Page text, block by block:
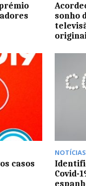
sonho
casos
NOTÍCIAS
Covid-